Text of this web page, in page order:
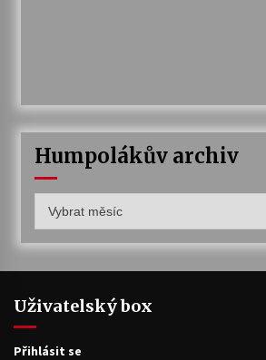
Humpolákův archiv
archiv
Uživatelský box
Přihlásit se